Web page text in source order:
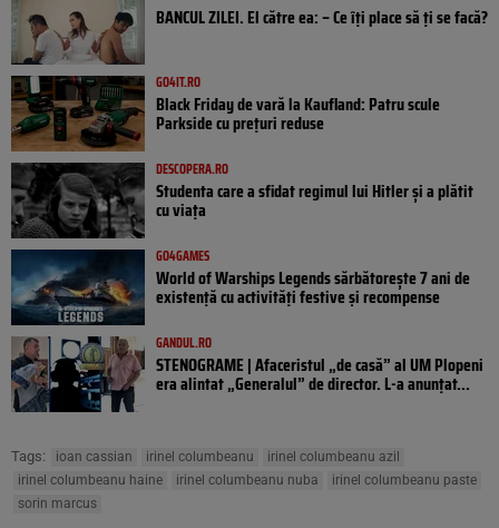
BANCUL ZILEI. El către ea: – Ce îți place să ți se facă?
GO4IT.RO
Black Friday de vară la Kaufland: Patru scule
Parkside cu prețuri reduse
DESCOPERA.RO
Studenta care a sfidat regimul lui Hitler și a plătit
cu viața
GO4GAMES
World of Warships Legends sărbătorește 7 ani de
existență cu activități festive și recompense
GANDUL.RO
STENOGRAME | Afaceristul „de casă” al UM Plopeni
era alintat „Generalul” de director. L-a anunțat...
Tags: ioan cassian irinel columbeanu
irinel columbeanu azil
irinel columbeanu haine
irinel columbeanu nuba
irinel columbeanu paste
sorin marcus